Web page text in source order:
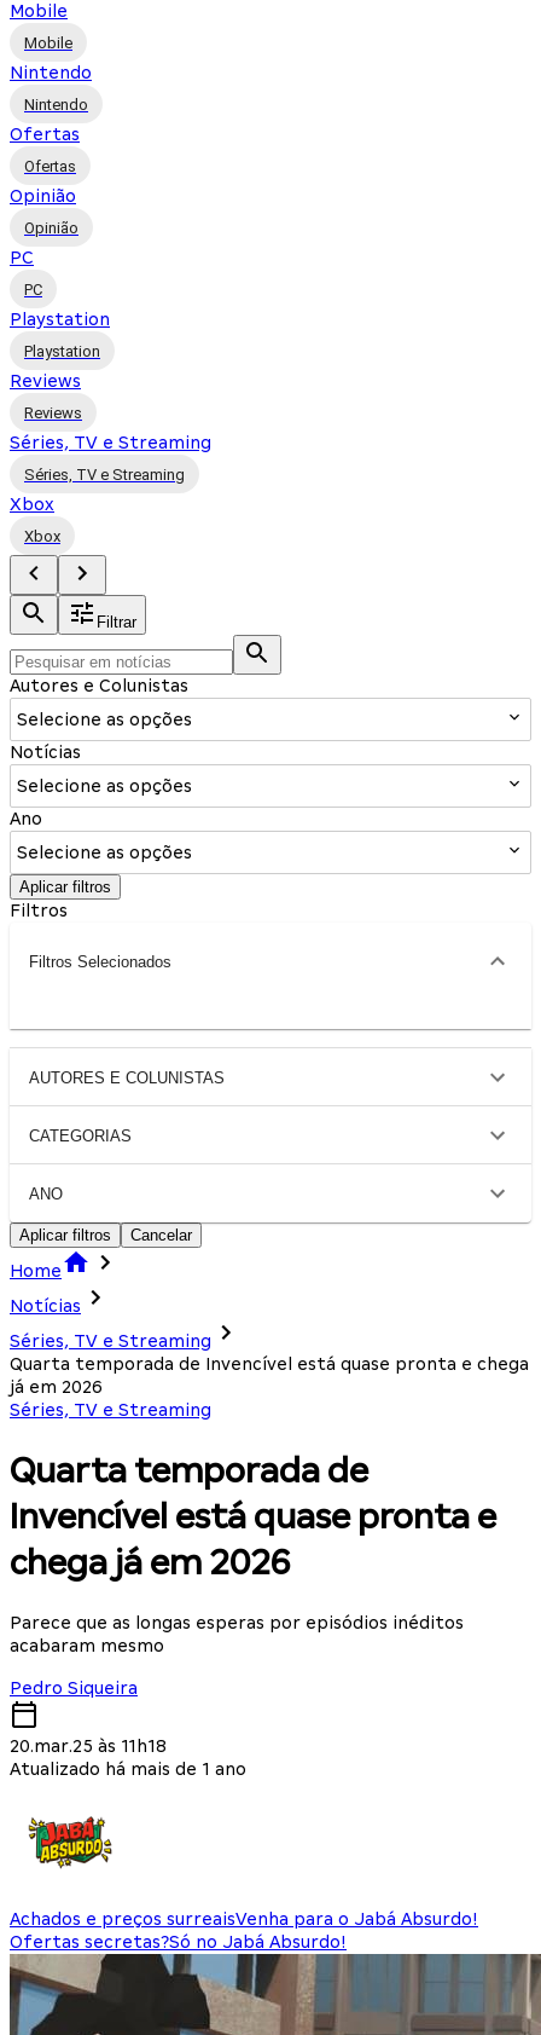
Mobile
Mobile
Nintendo
Nintendo
Ofertas
Ofertas
Opinião
Opinião
PC
PC
Playstation
Playstation
Reviews
Reviews
Séries, TV e Streaming
Séries, TV e Streaming
Xbox
Xbox
Filtrar
Autores e Colunistas
Selecione as opções
Notícias
Selecione as opções
Ano
Selecione as opções
Aplicar filtros
Filtros
Filtros Selecionados
AUTORES E COLUNISTAS
CATEGORIAS
ANO
Aplicar filtros Cancelar
Home
Notícias
Séries, TV e Streaming
Quarta temporada de Invencível está quase pronta e chega
já em 2026
Séries, TV e Streaming
Quarta temporada de
Invencível está quase pronta e
chega já em 2026
Parece que as longas esperas por episódios inéditos
acabaram mesmo
Pedro Siqueira
20.mar.25 às 11h18
Atualizado há mais de 1 ano
Achados e preços surreaisVenha para o Jabá Absurdo!
Ofertas secretas?Só no Jabá Absurdo!